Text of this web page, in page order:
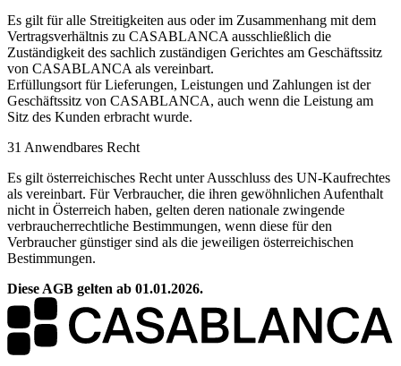
Es gilt für alle Streitigkeiten aus oder im Zusammenhang mit dem
Vertragsverhältnis zu CASABLANCA ausschließlich die
Zuständigkeit des sachlich zuständigen Gerichtes am Geschäftssitz
von CASABLANCA als vereinbart.
Erfüllungsort für Lieferungen, Leistungen und Zahlungen ist der
Geschäftssitz von CASABLANCA, auch wenn die Leistung am
Sitz des Kunden erbracht wurde.
31 Anwendbares Recht
Es gilt österreichisches Recht unter Ausschluss des UN-Kaufrechtes
als vereinbart. Für Verbraucher, die ihren gewöhnlichen Aufenthalt
nicht in Österreich haben, gelten deren nationale zwingende
verbraucherrechtliche Bestimmungen, wenn diese für den
Verbraucher günstiger sind als die jeweiligen österreichischen
Bestimmungen.
Diese AGB gelten ab 01.01.2026.